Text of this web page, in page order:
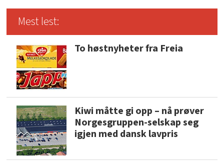
Mest lest:
To høstnyheter fra Freia
Kiwi måtte gi opp – nå prøver
Norgesgruppen-selskap seg
igjen med dansk lavpris